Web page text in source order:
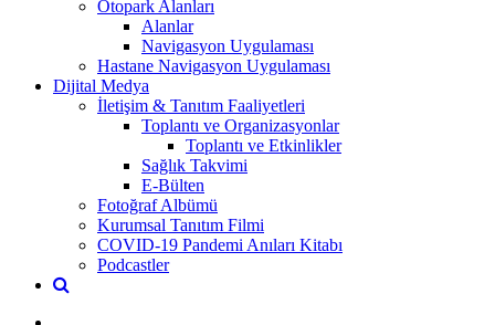
Otopark Alanları
Alanlar
Navigasyon Uygulaması
Hastane Navigasyon Uygulaması
Dijital Medya
İletişim & Tanıtım Faaliyetleri
Toplantı ve Organizasyonlar
Toplantı ve Etkinlikler
Sağlık Takvimi
E-Bülten
Fotoğraf Albümü
Kurumsal Tanıtım Filmi
COVID-19 Pandemi Anıları Kitabı
Podcastler